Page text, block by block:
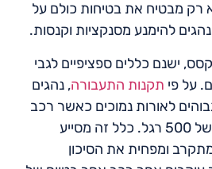
רק מבטיח את בטיחות כולם על
להימנע מסנקציות וקנסות.
ישנם כללים ספציפיים לגבי
על פי תקנות התעבורה, נהגים
לאורות נמוכים כאשר רכב
מתקרב נמצא במרחק של 500 רגל. כלל זה מסייע
ומפחית את הסיכון